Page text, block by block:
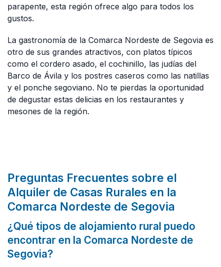
parapente, esta región ofrece algo para todos los
gustos.
La gastronomía de la Comarca Nordeste de Segovia es
otro de sus grandes atractivos, con platos típicos
como el cordero asado, el cochinillo, las judías del
Barco de Ávila y los postres caseros como las natillas
y el ponche segoviano. No te pierdas la oportunidad
de degustar estas delicias en los restaurantes y
mesones de la región.
Preguntas Frecuentes sobre el
Alquiler de Casas Rurales en la
Comarca Nordeste de Segovia
¿Qué tipos de alojamiento rural puedo
encontrar en la Comarca Nordeste de
Segovia?